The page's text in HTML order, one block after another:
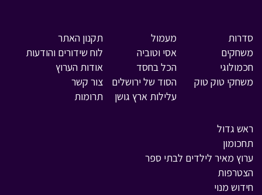
סדרות
משחקים
חכמולוגי
משחקי טוק טוק
מעמול
אסי וטוביה
הכל בחסד
הסוד של ירושלים
עלילות ארץ גושן
ראש גדול
תחכומון
ערוץ מאיר לילדים לבתי ספר
הצטרפות
חידוש מנוי
תקנון האתר
לוח שידורים והודעות
אודות הערוץ
צור קשר
תרומות